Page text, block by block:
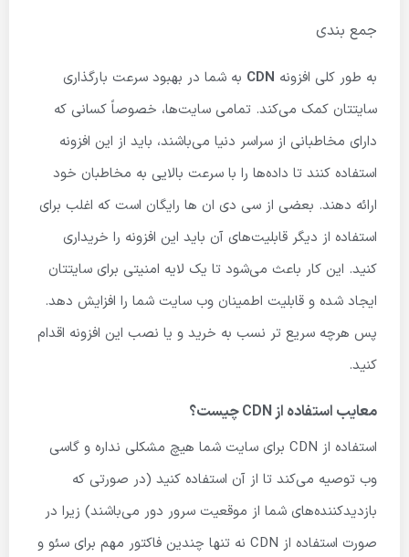
جمع بندی
به طور کلی افزونه CDN به شما در بهبود سرعت بارگذاری
سایتتان کمک می‌کند. تمامی سایت‌ها، خصوصاً کسانی که
دارای مخاطبانی از سراسر دنیا می‌باشند، باید از این افزونه
استفاده کنند تا داده‌ها را با سرعت بالایی به مخاطبان خود
ارائه دهند. بعضی از سی دی ان ها رایگان است که اغلب برای
استفاده از دیگر قابلیت‌های آن باید این افزونه را خریداری
کنید. این کار باعث می‌شود تا یک لایه امنیتی برای سایتتان
ایجاد شده و قابلیت اطمینان وب سایت شما را افزایش دهد.
پس هرچه سریع تر نسب به خرید و یا نصب این افزونه اقدام
کنید.
معایب استفاده از CDN چیست؟
استفاده از CDN برای سایت شما هیچ مشکلی نداره و گاسی
وب توصیه می‌کند تا از آن استفاده کنید (در صورتی که
بازدیدکننده‌های شما از موقعیت سرور دور می‌باشند) زیرا در
صورت استفاده از CDN نه تنها چندین فاکتور مهم برای سئو و